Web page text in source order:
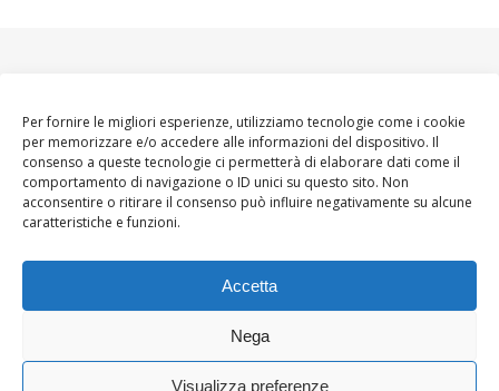
Per fornire le migliori esperienze, utilizziamo tecnologie come i cookie
per memorizzare e/o accedere alle informazioni del dispositivo. Il
consenso a queste tecnologie ci permetterà di elaborare dati come il
comportamento di navigazione o ID unici su questo sito. Non
acconsentire o ritirare il consenso può influire negativamente su alcune
caratteristiche e funzioni.
Accetta
Nega
Visualizza preferenze